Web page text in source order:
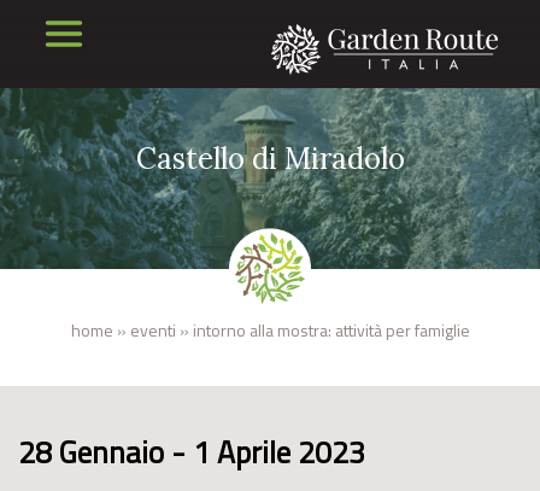
Castello di Miradolo
home » eventi » intorno alla mostra: attività per famiglie
28 Gennaio - 1 Aprile 2023